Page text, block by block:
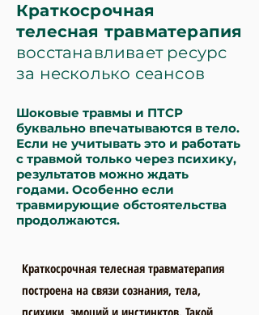
Краткосрочная
телесная травматерапия
восстанавливает ресурс
за несколько сеансов
Шоковые травмы и ПТСР
буквально впечатываются в тело.
Если не учитывать это и работать
с травмой только через психику,
результатов можно ждать
годами. Особенно если
травмирующие обстоятельства
продолжаются.
Краткосрочная телесная травматерапия
построена на связи сознания, тела,
психики, эмоций и инстинктов. Такой